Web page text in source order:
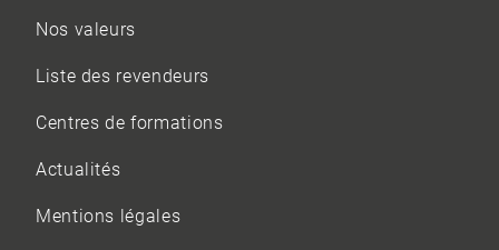
Nos valeurs
Liste des revendeurs
Centres de formations
Actualités
Mentions légales